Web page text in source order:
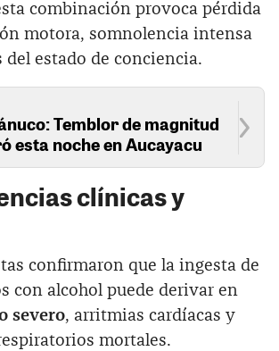
combinación provoca pérdida
motora, somnolencia intensa
del estado de conciencia.
Temblor de magnitud
esta noche en Aucayacu
clínicas y
confirmaron que la ingesta de
con alcohol puede derivar en
severo, arritmias cardíacas y
mortales.